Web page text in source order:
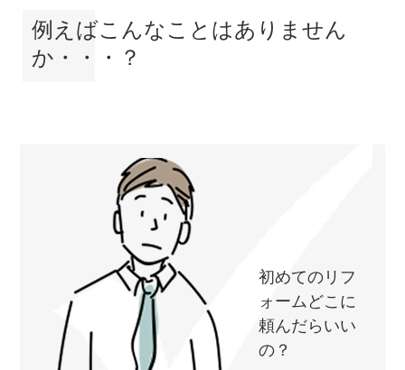
例えばこんなことはありません
か・・・？
初めてのリフ
ォームどこに
頼んだらいい
の？